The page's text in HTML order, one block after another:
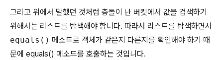
그리고 위에서 말했던 것처럼 충돌이 난 버킷에서 값을 검색하기
위해서는 리스트를 탐색해야 합니다. 따라서 리스트를 탐색하면서
equals() 메소드로 객체가 같은지 다른지를 확인해야 하기 때
문에 equals() 메소드를 호출하는 것입니다.